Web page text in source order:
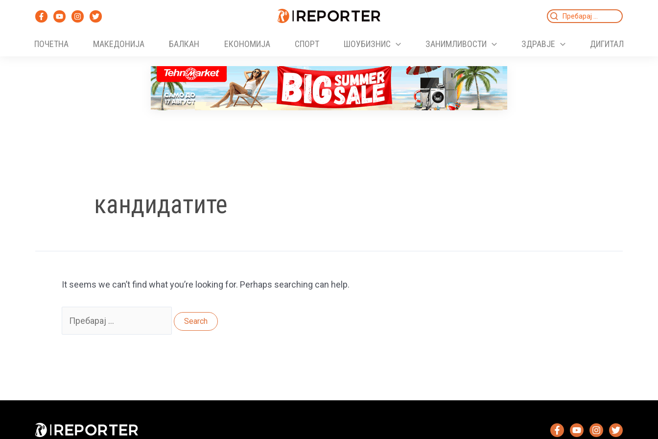
Search
ПОЧЕТНА
МАКЕДОНИЈА БАЛКАН ЕКОНОМИЈА СПОРТ ШОУБИЗНИС ЗАНИМЛИВОСТИ ЗДРАВЈЕ ДИГИТАЛ
кандидатите
It seems we can’t find what you’re looking for. Perhaps searching can help.
for: